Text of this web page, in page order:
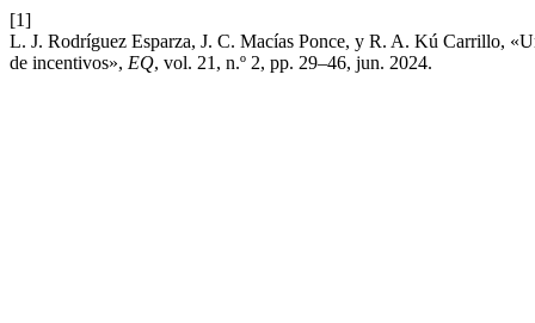
[1]
L. J. Rodríguez Esparza, J. C. Macías Ponce, y R. A. Kú Carrillo,
de incentivos», EQ, vol. 21, n.º 2, pp. 29–46, jun. 2024.